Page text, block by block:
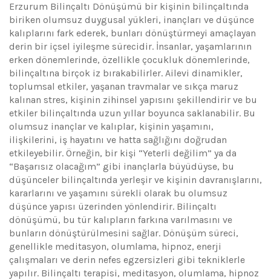
Erzurum Bilinçaltı Dönüşümü bir kişinin bilinçaltında
biriken olumsuz duygusal yükleri, inançları ve düşünce
kalıplarını fark ederek, bunları dönüştürmeyi amaçlayan
derin bir içsel iyileşme sürecidir. İnsanlar, yaşamlarının
erken dönemlerinde, özellikle çocukluk dönemlerinde,
bilinçaltına birçok iz bırakabilirler. Ailevi dinamikler,
toplumsal etkiler, yaşanan travmalar ve sıkça maruz
kalınan stres, kişinin zihinsel yapısını şekillendirir ve bu
etkiler bilinçaltında uzun yıllar boyunca saklanabilir. Bu
olumsuz inançlar ve kalıplar, kişinin yaşamını,
ilişkilerini, iş hayatını ve hatta sağlığını doğrudan
etkileyebilir. Örneğin, bir kişi “Yeterli değilim” ya da
“Başarısız olacağım” gibi inançlarla büyüdüyse, bu
düşünceler bilinçaltında yerleşir ve kişinin davranışlarını,
kararlarını ve yaşamını sürekli olarak bu olumsuz
düşünce yapısı üzerinden yönlendirir. Bilinçaltı
dönüşümü, bu tür kalıpların farkına varılmasını ve
bunların dönüştürülmesini sağlar. Dönüşüm süreci,
genellikle meditasyon, olumlama, hipnoz, enerji
çalışmaları ve derin nefes egzersizleri gibi tekniklerle
yapılır. Bilinçaltı terapisi, meditasyon, olumlama, hipnoz